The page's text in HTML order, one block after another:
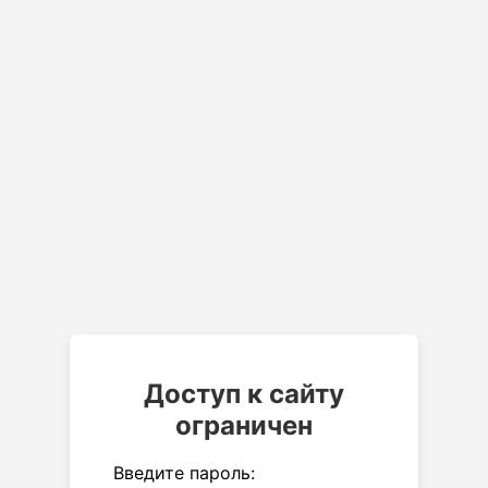
Доступ к сайту
ограничен
Введите пароль: